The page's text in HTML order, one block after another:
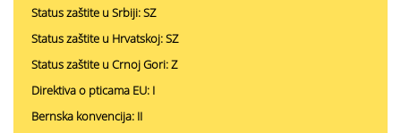
Status zaštite u Srbiji: SZ
Status zaštite u Hrvatskoj: SZ
Status zaštite u Crnoj Gori: Z
Direktiva o pticama EU: I
Bernska konvencija: II